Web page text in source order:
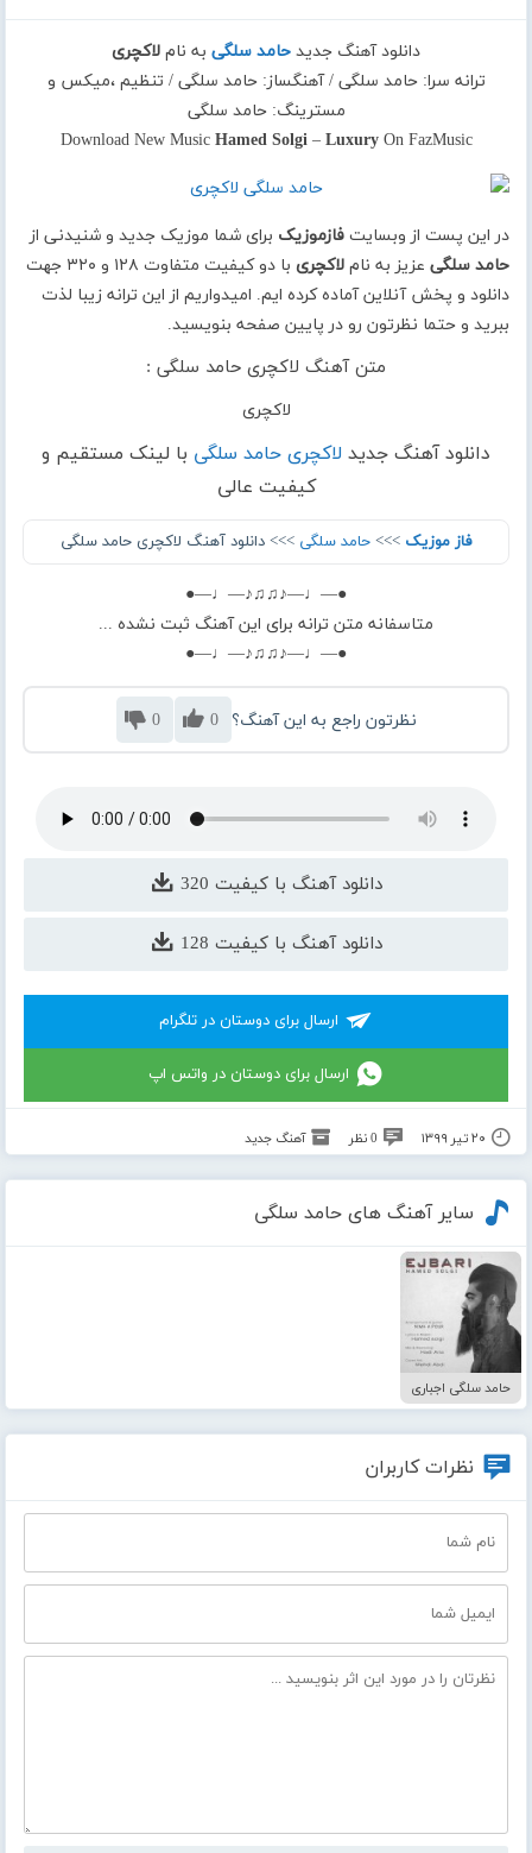
دانلود آهنگ جدید حامد سلگی به نام لاکچری
ترانه سرا: حامد سلگی / آهنگساز: حامد سلگی / تنظیم ،میکس و
مسترینگ: حامد سلگی
Download New Music Hamed Solgi– LuxuryOn FazMusic
در این پست از وبسایتفازموزیک برای شما موزیک جدید و شنیدنی از
حامد سلگی عزیز به ناملاکچری
با دو کیفیت متفاوت ۱۲۸ و ۳۲۰ جهت
دانلود و پخش آنلاین آماده کرده ایم. امیدواریم از این ترانه زیبا لذت
ببرید و حتما نظرتون رو در پایین صفحه بنویسید.
متن آهنگ لاکچری حامد سلگی :
لاکچری
دانلود آهنگ جدید لاکچری حامد سلگی با لینک مستقیم و
کیفیت عالی
فاز موزیک >>>حامد سلگی >>> دانلود آهنگ لاکچری حامد سلگی
●—♩—♪♫♫♪—♩—●
متاسفانه متن ترانه برای این آهنگ ثبت نشده ...
●—♩—♪♫♫♪—♩—●
نظرتون راجع به این آهنگ؟ 0
0
دانلود آهنگ با کیفیت 320
دانلود آهنگ با کیفیت 128
ارسال برای دوستان در تلگرام
ارسال برای دوستان در واتس اپ
۲۰ تیر ۱۳۹۹ 0 نظر آهنگ جدید
سایر آهنگ های حامد سلگی
حامد سلگی اجباری
نظرات کاربران